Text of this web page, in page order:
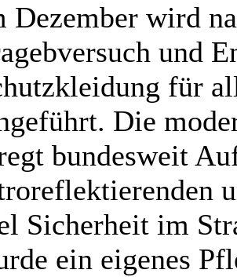
Dezember wird
und
für
Die
bundesweit
Sicherheit im
ein eigenes